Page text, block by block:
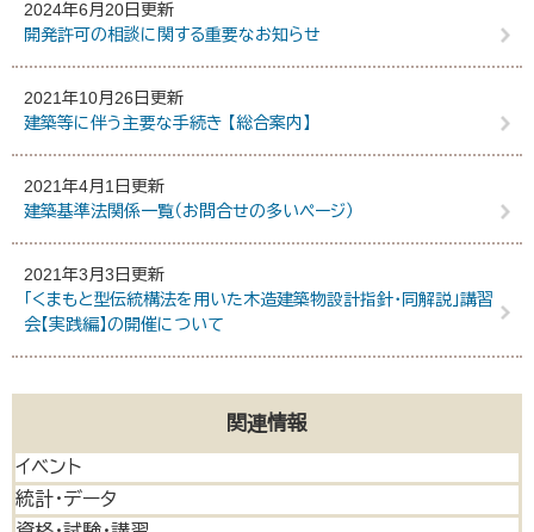
2024年6月20日更新
開発許可の相談に関する重要なお知らせ
2021年10月26日更新
建築等に伴う主要な手続き 【総合案内】
2021年4月1日更新
建築基準法関係一覧（お問合せの多いページ）
2021年3月3日更新
「くまもと型伝統構法を用いた木造建築物設計指針・同解説」講習
会【実践編】の開催について
関連情報
イベント
統計・データ